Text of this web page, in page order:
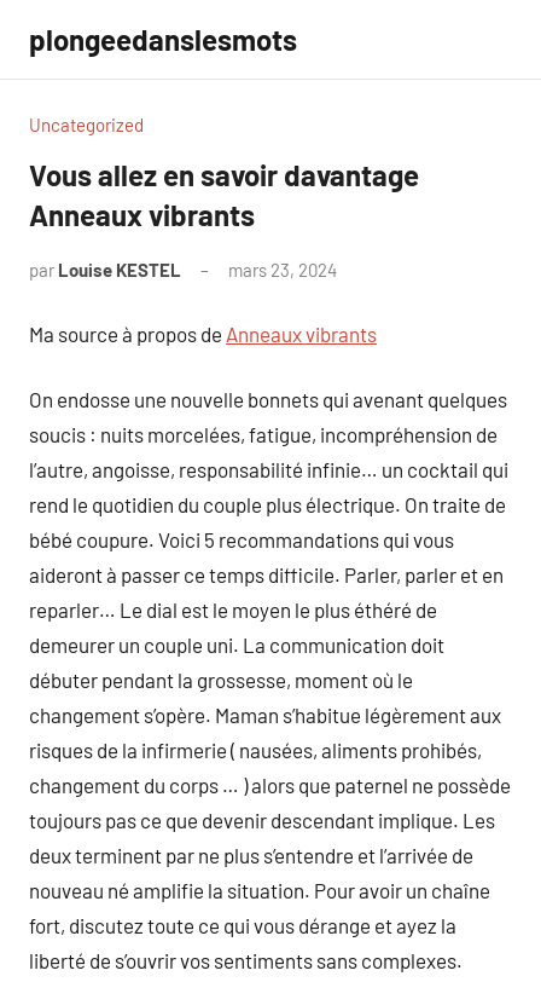
contenu
plongeedanslesmots
Uncategorized
Vous allez en savoir davantage
Anneaux vibrants
par Louise KESTEL mars 23, 2024
Ma source à propos de Anneaux vibrants
On endosse une nouvelle bonnets qui avenant quelques
soucis : nuits morcelées, fatigue, incompréhension de
l’autre, angoisse, responsabilité infinie… un cocktail qui
rend le quotidien du couple plus électrique. On traite de
bébé coupure. Voici 5 recommandations qui vous
aideront à passer ce temps difficile. Parler, parler et en
reparler… Le dial est le moyen le plus éthéré de
demeurer un couple uni. La communication doit
débuter pendant la grossesse, moment où le
changement s’opère. Maman s’habitue légèrement aux
risques de la infirmerie ( nausées, aliments prohibés,
changement du corps … ) alors que paternel ne possède
toujours pas ce que devenir descendant implique. Les
deux terminent par ne plus s’entendre et l’arrivée de
nouveau né amplifie la situation. Pour avoir un chaîne
fort, discutez toute ce qui vous dérange et ayez la
liberté de s’ouvrir vos sentiments sans complexes.